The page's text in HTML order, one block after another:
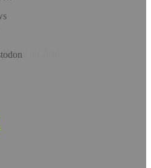
Hol dir die App!